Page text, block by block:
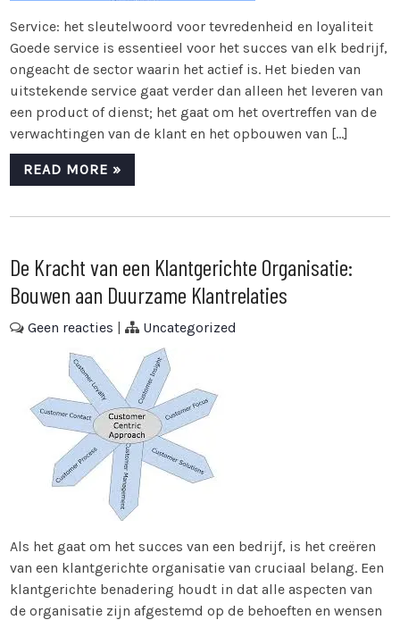
Service: het sleutelwoord voor tevredenheid en loyaliteit
Goede service is essentieel voor het succes van elk bedrijf,
ongeacht de sector waarin het actief is. Het bieden van
uitstekende service gaat verder dan alleen het leveren van
een product of dienst; het gaat om het overtreffen van de
verwachtingen van de klant en het opbouwen van […]
READ MORE »
De Kracht van een Klantgerichte Organisatie:
Bouwen aan Duurzame Klantrelaties
Geen reacties | Uncategorized
Als het gaat om het succes van een bedrijf, is het creëren
van een klantgerichte organisatie van cruciaal belang. Een
klantgerichte benadering houdt in dat alle aspecten van
de organisatie zijn afgestemd op de behoeften en wensen